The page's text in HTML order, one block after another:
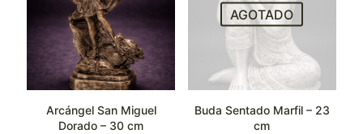
Arcángel San Miguel
Dorado – 30 cm
AGOTADO
Buda Sentado Marfil – 23
cm